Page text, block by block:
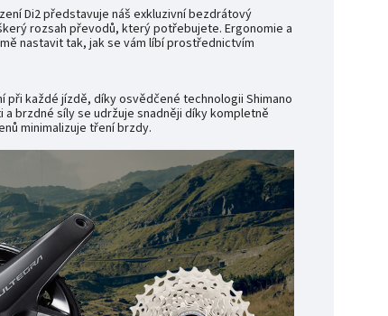
Di2 představuje náš exkluzivní bezdrátový
rozsah převodů, který potřebujete. Ergonomie a
nastavit tak, jak se vám líbí prostřednictvím
každé jízdě, díky osvědčené technologii Shimano
a brzdné síly se udržuje snadněji díky kompletně
minimalizuje tření brzdy.